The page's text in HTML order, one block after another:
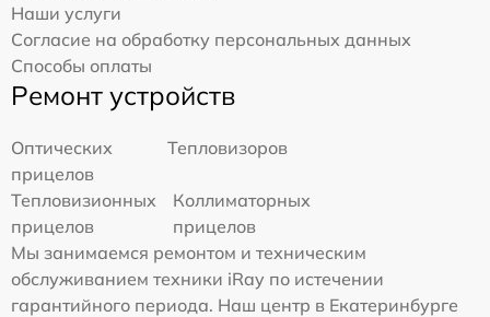
Наши услуги
Согласие на обработку персональных данных
Способы оплаты
Ремонт устройств
Оптических
прицелов
Тепловизоров
Тепловизионных
прицелов
Коллиматорных
прицелов
Мы занимаемся ремонтом и техническим
обслуживанием техники iRay по истечении
гарантийного периода. Наш центр в Екатеринбурге